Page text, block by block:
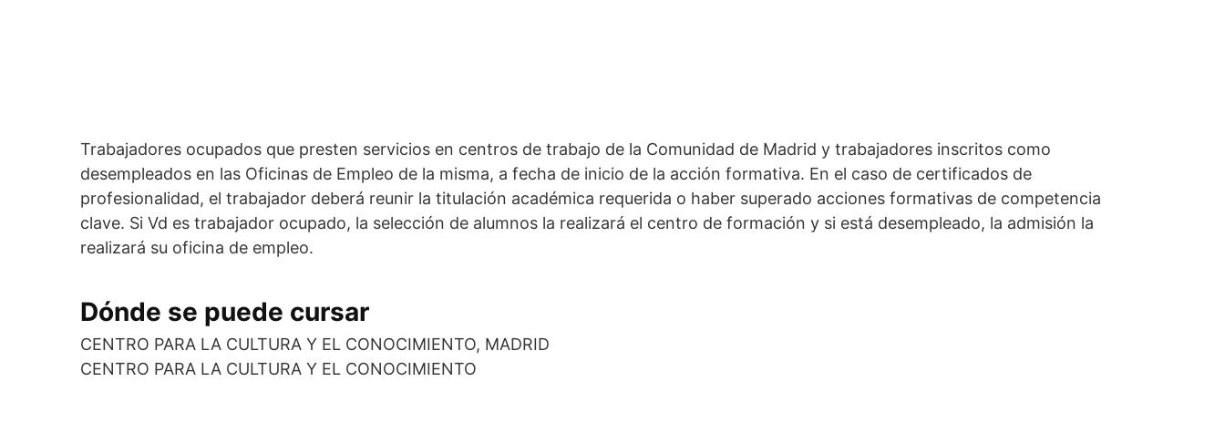
Trabajadores ocupados que presten servicios en centros de trabajo de la Comunidad de Madrid y trabajadores inscritos como
desempleados en las Oficinas de Empleo de la misma, a fecha de inicio de la acción formativa. En el caso de certificados de
profesionalidad, el trabajador deberá reunir la titulación académica requerida o haber superado acciones formativas de competencia
clave. Si Vd es trabajador ocupado, la selección de alumnos la realizará el centro de formación y si está desempleado, la admisión la
realizará su oficina de empleo.
Dónde se puede cursar
CENTRO PARA LA CULTURA Y EL CONOCIMIENTO, MADRID
CENTRO PARA LA CULTURA Y EL CONOCIMIENTO